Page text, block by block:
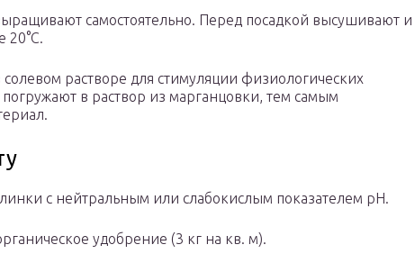
самостоятельно. Перед посадкой высушивают и
20°С.
растворе для стимуляции физиологических
погружают в раствор из марганцовки, тем самым
с нейтральным или слабокислым показателем pH.
удобрение (3 кг на кв. м).